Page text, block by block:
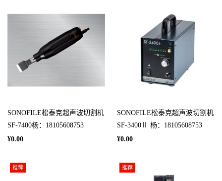
SONOFILE松泰克超声波切割机
SF-7400杨：18105608753
¥0.00
SONOFILE松泰克超声波切割机
SF-3400Ⅱ 杨：18105608753
¥0.00
推荐 推荐